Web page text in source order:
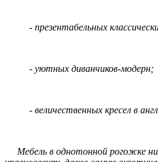
- презентабельных
- уютных диванчиков-модерн;
- величественных кресел в
Мебель в однотонной рогожке